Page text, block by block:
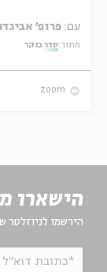
עם:
מתוך:סדר בוקר
zoom
הישארו
הירשמו לניוזלטר
*כתובת דוא"ל